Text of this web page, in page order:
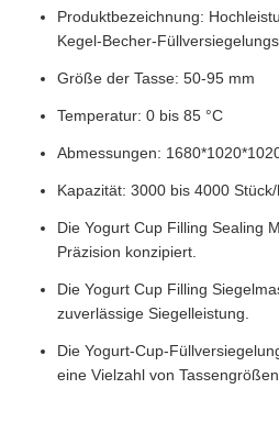
Produktbezeichnung:
Kegel-Becher-
Größe der Tasse: 50-95 mm
Temperatur: 0 bis 85 °C
Abmessungen:
Kapazität: 3000 bis 4000 Stück/
Die Yogurt Cup Filling Sealing
Präzision konzipiert.
Die Yogurt Cup Filling
zuverlässige Siegelleistung.
Die Yogurt-Cup-
eine Vielzahl von Tassengrößen.